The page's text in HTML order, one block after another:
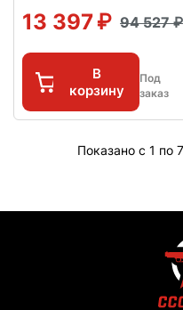
13 397 94 527
В
корзину
Под
заказ
Показано с 1 по